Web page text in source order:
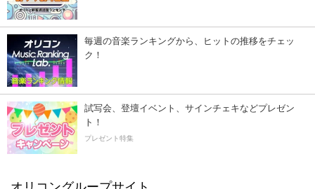
毎週の音楽ランキングから、ヒットの推移をチェッ
ク！
試写会、登壇イベント、サインチェキなどプレゼン
ト！
プレゼント特集